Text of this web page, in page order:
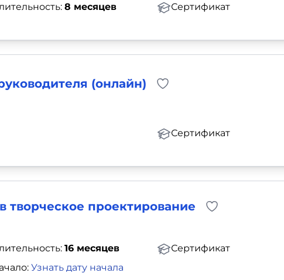
8 месяцев Сертификат
(онлайн)
Сертификат
творческое проектирование
16 месяцев
Сертификат
Узнать дату начала